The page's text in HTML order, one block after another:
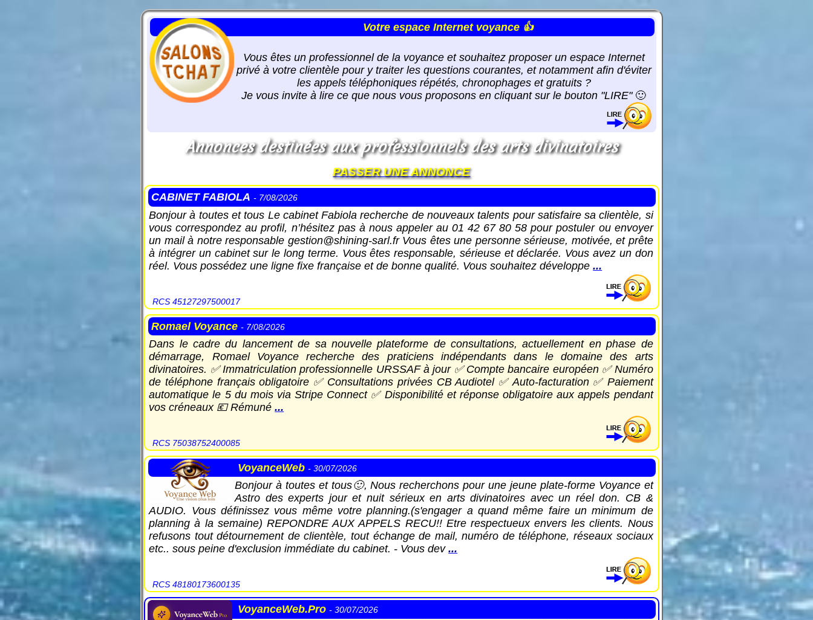
Votre espace Internet voyance 👍
Vous êtes un professionnel de la voyance et souhaitez proposer un espace Internet
privé à votre clientèle pour y traiter les questions courantes, et notamment afin d'éviter
les appels téléphoniques répétés, chronophages et gratuits ?
Je vous invite à lire ce que nous vous proposons en cliquant sur le bouton "LIRE" 🙂
Annonces destinées aux professionnels des arts divinatoires
PASSER UNE ANNONCE
CABINET FABIOLA - 7/08/2026
Bonjour à toutes et tous Le cabinet Fabiola recherche de nouveaux talents pour satisfaire sa clientèle, si
vous correspondez au profil, n’hésitez pas à nous appeler au 01 42 67 80 58 pour postuler ou envoyer
un mail à notre responsable gestion@shining-sarl.fr Vous êtes une personne sérieuse, motivée, et prête
à intégrer un cabinet sur le long terme. Vous êtes responsable, sérieuse et déclarée. Vous avez un don
réel. Vous possédez une ligne fixe française et de bonne qualité. Vous souhaitez développe...
RCS 45127297500017
Romael Voyance - 7/08/2026
Dans le cadre du lancement de sa nouvelle plateforme de consultations, actuellement en phase de
démarrage, Romael Voyance recherche des praticiens indépendants dans le domaine des arts
divinatoires. ✅ Immatriculation professionnelle URSSAF à jour ✅ Compte bancaire européen ✅ Numéro
de téléphone français obligatoire ✅ Consultations privées CB Audiotel ✅ Auto-facturation ✅ Paiement
automatique le 5 du mois via Stripe Connect ✅ Disponibilité et réponse obligatoire aux appels pendant
vos créneaux 💶 Rémuné...
RCS 75038752400085
VoyanceWeb - 30/07/2026
Bonjour à toutes et tous🙂, Nous recherchons pour une jeune plate-forme Voyance et
Astro des experts jour et nuit sérieux en arts divinatoires avec un réel don. CB &
AUDIO. Vous définissez vous même votre planning.(s'engager a quand même faire un minimum de
planning à la semaine) REPONDRE AUX APPELS RECU!! Etre respectueux envers les clients. Nous
refusons tout détournement de clientèle, tout échange de mail, numéro de téléphone, réseaux sociaux
etc.. sous peine d'exclusion immédiate du cabinet. - Vous dev...
RCS 48180173600135
VoyanceWeb.Pro - 30/07/2026